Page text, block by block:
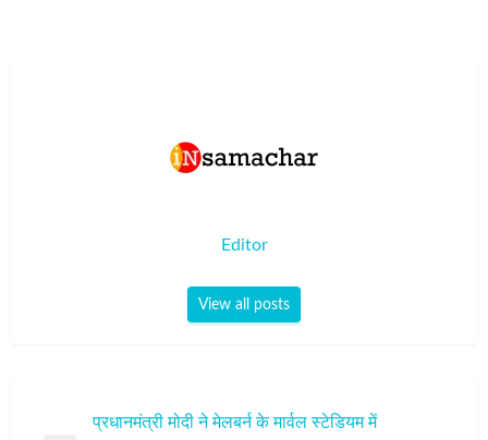
Editor
View all posts
प्रधानमंत्री मोदी ने मेलबर्न के मार्वल स्टेडियम में